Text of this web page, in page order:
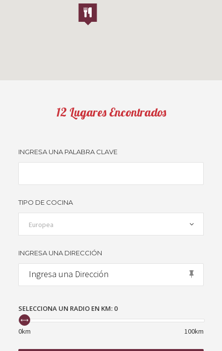
12 Lugares Encontrados
INGRESA UNA PALABRA CLAVE
TIPO DE COCINA
Europea
INGRESA UNA DIRECCIÓN
SELECCIONA UN RADIO EN KM: 0
0km 100km